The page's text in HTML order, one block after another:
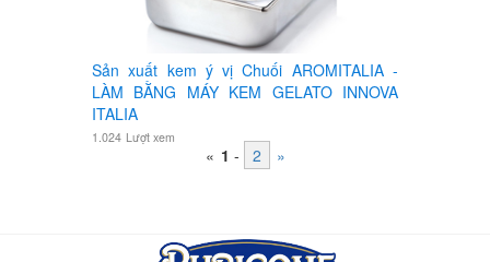
Sản xuất kem ý vị Chuối AROMITALIA -
LÀM BẰNG MÁY KEM GELATO INNOVA
ITALIA
1.024 Lượt xem
« 1 - 2 »